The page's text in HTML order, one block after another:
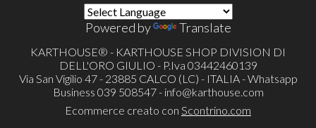
Powered by Translate
KARTHOUSE® - KARTHOUSE SHOP DIVISION DI
DELL'ORO GIULIO - P.Iva 03442460139
Via San Vigilio 47 - 23885 CALCO (LC) - ITALIA - Whatsapp
Business 039 508547 - info@karthouse.com
Ecommerce creato con Scontrino.com